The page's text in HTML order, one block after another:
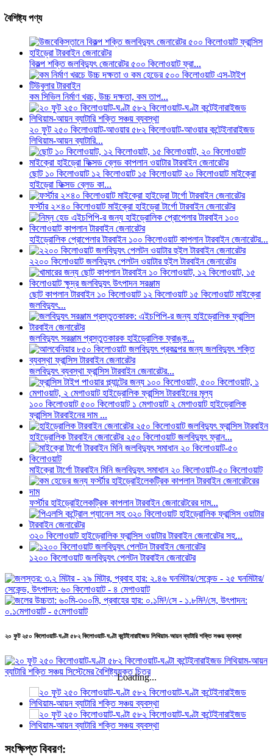
বৈশিষ্ট্য পণ্য
বিকল্প শক্তি জলবিদ্যুৎ জেনারেটর ৫০০ কিলোওয়াট ফ্রা...
কম সিভিল নির্মাণ খরচ, উচ্চ দক্ষতা, কম তাপ...
২০ ফুট ২৫০ কিলোওয়াট-আওয়ার ৫৮২ কিলোওয়াট-আওয়ার কন্টেইনারাইজড
লিথিয়াম-আয়ন ব্যাটারি...
ছোট ১০ কিলোওয়াট ১২ কিলোওয়াট ১৫ কিলোওয়াট ২০ কিলোওয়াট মাইক্রো
হাইড্রো ফিক্সড ব্লেড কা...
ফর্স্টার ২×৪০ কিলোওয়াট মাইক্রো হাইড্রো টার্গো টারবাইন জেনারেটর
হাইড্রোলিক প্রোপেলার টারবাইন ১০০ কিলোওয়াট কাপলান টারবাইন জেনারেটর...
২২০০ কিলোওয়াট জলবিদ্যুৎ পেলটন ওয়াটার হুইল টারবাইন জেনারেটর
ছোট কাপলান টারবাইন ১০ কিলোওয়াট ১২ কিলোওয়াট ১৫ কিলোওয়াট মাইক্রো
জলবিদ্যুৎ...
জলবিদ্যুৎ সরঞ্জাম প্রস্তুতকারক হাইড্রোলিক ফ্রাঙ্ক...
জলবিদ্যুৎ ব্যবস্থা ফ্রান্সিস টারবাইন জেনারেটর...
১০০ কিলোওয়াট ৫০০ কিলোওয়াট ১ মেগাওয়াট ২ মেগাওয়াট হাইড্রোলিক
ফ্রান্সিস টারবাইনের দাম ...
হাইড্রোলিক টারবাইন জেনারেটর ২৫০ কিলোওয়াট জলবিদ্যুৎ ফ্রান...
মাইক্রো টার্গো টারবাইন মিনি জলবিদ্যুৎ সমাধান ২০ কিলোওয়াট-৫০ কিলোওয়াট
ফর্স্টার হাইড্রোইলেকট্রিক কাপলান টারবাইন জেনারেটরের দাম...
৩২০ কিলোওয়াট হাইড্রোলিক ফ্রান্সিস ওয়াটার টারবাইন জেনারেটর সহ...
১২০০ কিলোওয়াট জলবিদ্যুৎ পেলটন টারবাইন জেনারেটর
২০ ফুট ২৫০ কিলোওয়াট-ঘণ্টা ৫৮২ কিলোওয়াট-ঘণ্টা কন্টেইনারাইজড লিথিয়াম-আয়ন ব্যাটারি শক্তি সঞ্চয় ব্যবস্থা
Loading...
সংক্ষিপ্ত বিবরণ: